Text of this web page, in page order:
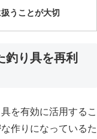
うことが大切
釣り具を再利
を有効に活用するこ
作りになっているた